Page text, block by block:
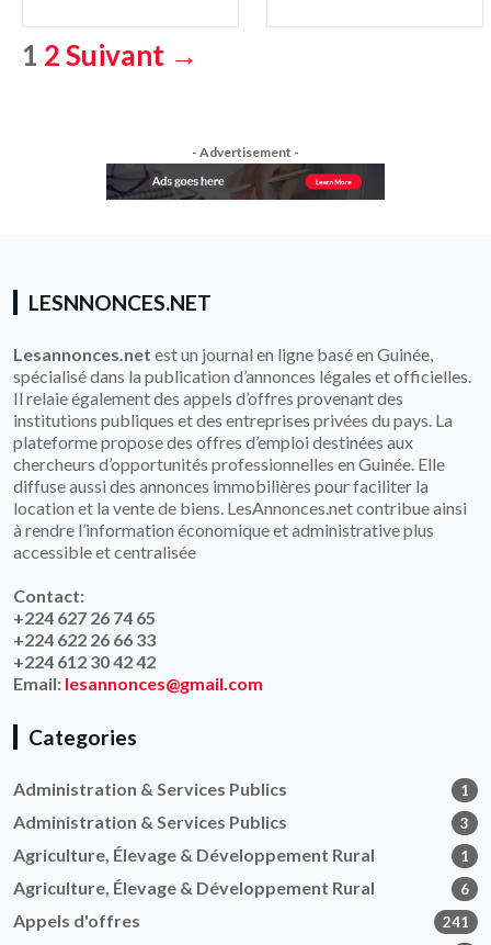
Pagination
1 2Suivant →
- Advertisement -
LESNNONCES.NET
Lesannonces.net est un journal en ligne basé en Guinée,
spécialisé dans la publication d’annonces légales et officielles.
Il relaie également des appels d’offres provenant des
institutions publiques et des entreprises privées du pays. La
plateforme propose des offres d’emploi destinées aux
chercheurs d’opportunités professionnelles en Guinée. Elle
diffuse aussi des annonces immobilières pour faciliter la
location et la vente de biens. LesAnnonces.net contribue ainsi
à rendre l’information économique et administrative plus
accessible et centralisée
Contact:
+224 627 26 74 65
+224 622 26 66 33
+224 612 30 42 42
Email: lesannonces@gmail.com
Categories
Administration & Services Publics 1
Administration & Services Publics 3
Agriculture, Élevage & Développement Rural 1
Agriculture, Élevage & Développement Rural 6
Appels d'offres 241